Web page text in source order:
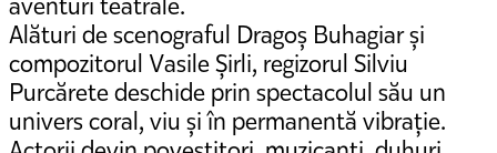
Alături de scenograful Dragoș Buhagiar și
compozitorul Vasile Șirli, regizorul Silviu
Purcărete deschide prin spectacolul său un
univers coral, viu și în permanentă vibrație.